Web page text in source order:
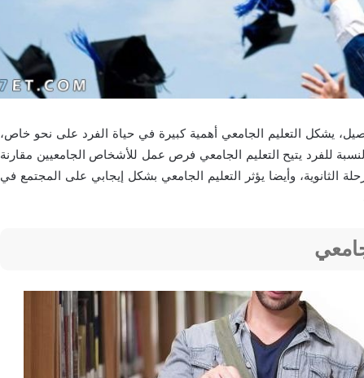
يشكل التعليم الجامعي أهمية كبيرة في حياة الفرد على نحو خاص،
للفرد يتيح التعليم الجامعي فرص عمل للأشخاص الجامعيين مقارنة
الثانوية، وأيضا يؤثر التعليم الجامعي بشكل إيجابي على المجتمع في